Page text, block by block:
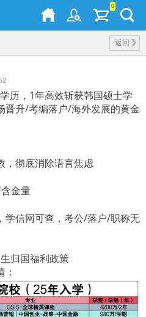
0
返回
历，1年高效斩获韩国硕士学
晋升/考编落户/海外发展的黄金
，彻底消除语言焦虑
金量
学信网可查，考公/落户/职称无
归国福利政策